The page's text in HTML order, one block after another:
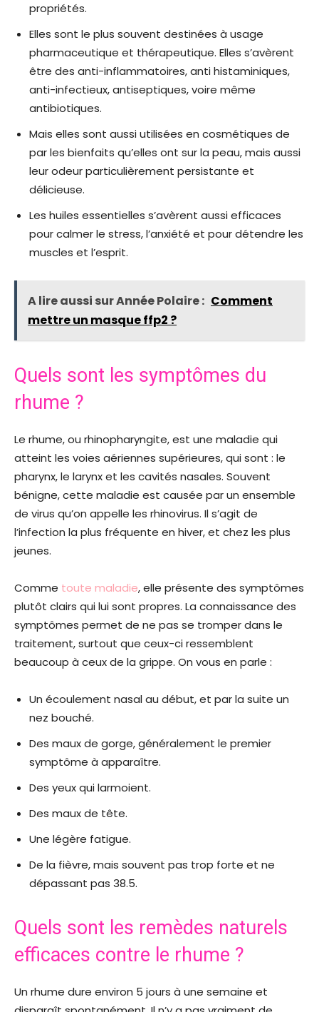
propriétés.
Elles sont le plus souvent destinées à usage
pharmaceutique et thérapeutique. Elles s’avèrent
être des anti-inflammatoires, anti histaminiques,
anti-infectieux, antiseptiques, voire même
antibiotiques.
Mais elles sont aussi utilisées en cosmétiques de
par les bienfaits qu’elles ont sur la peau, mais aussi
leur odeur particulièrement persistante et
délicieuse.
Les huiles essentielles s’avèrent aussi efficaces
pour calmer le stress, l’anxiété et pour détendre les
muscles et l’esprit.
A lire aussi sur Année Polaire : Comment
mettre un masque ffp2 ?
Quels sont les symptômes du
rhume ?
Le rhume, ou rhinopharyngite, est une maladie qui
atteint les voies aériennes supérieures, qui sont : le
pharynx, le larynx et les cavités nasales. Souvent
bénigne, cette maladie est causée par un ensemble
de virus qu’on appelle les rhinovirus. Il s’agit de
l’infection la plus fréquente en hiver, et chez les plus
jeunes.
Comme toute maladie, elle présente des symptômes
plutôt clairs qui lui sont propres. La connaissance des
symptômes permet de ne pas se tromper dans le
traitement, surtout que ceux-ci ressemblent
beaucoup à ceux de la grippe. On vous en parle :
Un écoulement nasal au début, et par la suite un
nez bouché.
Des maux de gorge, généralement le premier
symptôme à apparaître.
Des yeux qui larmoient.
Des maux de tête.
Une légère fatigue.
De la fièvre, mais souvent pas trop forte et ne
dépassant pas 38.5.
Quels sont les remèdes naturels
efficaces contre le rhume ?
Un rhume dure environ 5 jours à une semaine et